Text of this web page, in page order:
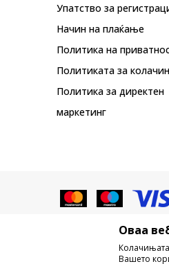
Упатство за
Начин на плаќање
Политика на
Политиката за
Политика за директен
маркетинг
Оваа
Вашето